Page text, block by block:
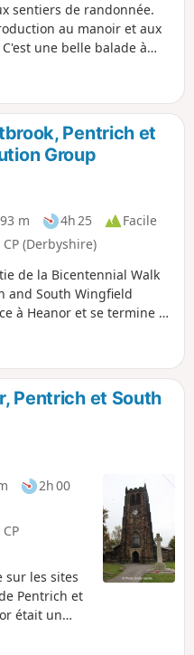
sentiers de randonnée.
au manoir et aux
une belle balade à
Il existe plusieurs
notamment le
Pentrich et
Group
m 4h 25
Facile
(Derbyshire)
de la Bicentennial Walk
and South Wingfield
à Heanor et se termine à
Pentrich et South
2h 00
sur les sites
Pentrich et
était un